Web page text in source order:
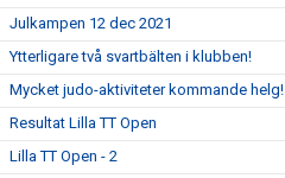
Julkampen 12 dec 2021
Ytterligare två svartbälten i klubben!
Mycket judo-aktiviteter kommande helg!
Resultat Lilla TT Open
Lilla TT Open - 2